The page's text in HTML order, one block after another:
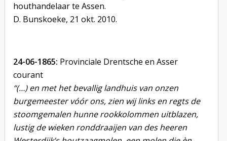
houthandelaar te Assen.
D. Bunskoeke, 21 okt. 2010.
24-06-1865: Provinciale Drentsche en Asser
courant
“(…) en met het bevallig landhuis van onzen
burgemeester vóór ons, zien wij links en regtsde
stoomgemalen hunne rookkolommen uitblazen,
lustig de wieken ronddraaijen van desheeren